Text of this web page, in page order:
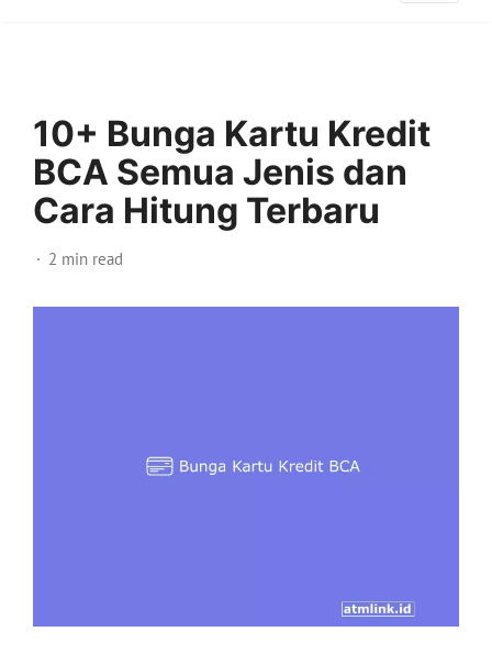
10+ Bunga Kartu Kredit
BCA Semua Jenis dan
Cara Hitung Terbaru
2 min read